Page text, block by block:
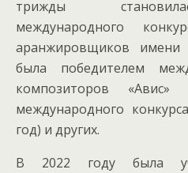
трижды
международного
аранжировщиков имени
была победителем
композиторов
международного
год) и других.
В 2022 году была